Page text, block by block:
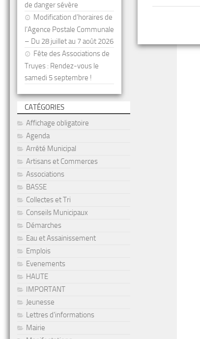
de danger sévère
Modification d’horaires de
l’Agence Postale Communale
– Du 28 juillet au 7 août 2026
Fête des Associations de
Truyes : Rendez-vous le
samedi 5 septembre !
CATÉGORIES
Affichage obligatoire
Agenda
Arrêté Municipal
Artisans et Commerces
Associations
BASSE
Collectes et Tri
Conseils Municipaux
Démarches
Eau et Assainissement
Emplois
Evenements
HAUTE
IMPORTANT
Jeunesse
Lettres d'informations
Mairie